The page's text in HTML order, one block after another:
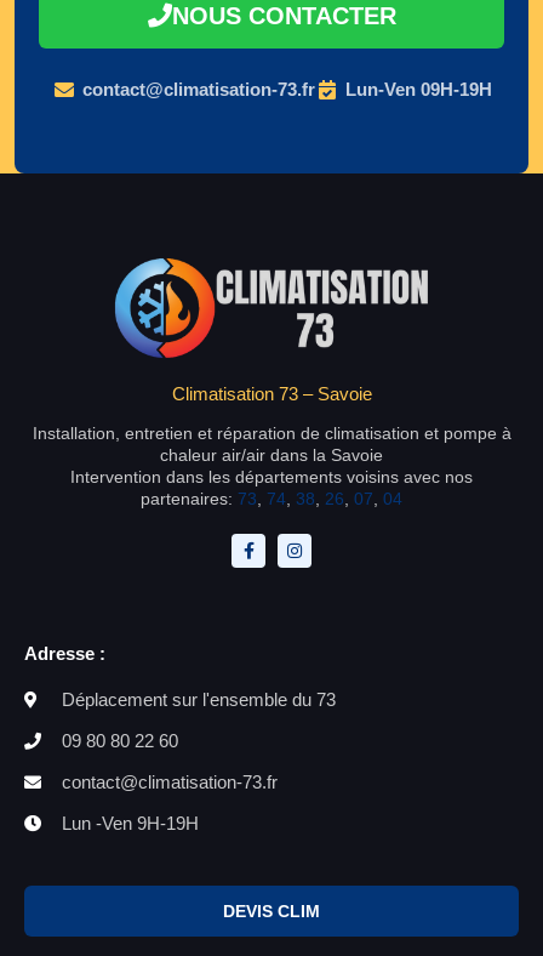
NOUS CONTACTER
contact@climatisation-73.fr Lun-Ven 09H-19H
Climatisation 73 – Savoie
Installation, entretien et réparation de climatisation et pompe à
chaleur air/air dans la Savoie
Intervention dans les départements voisins avec nos
partenaires: 73 74 38 26 07 04
Adresse :
Déplacement sur l'ensemble du 73
09 80 80 22 60
contact@climatisation-73.fr
Lun -Ven 9H-19H
DEVIS CLIM